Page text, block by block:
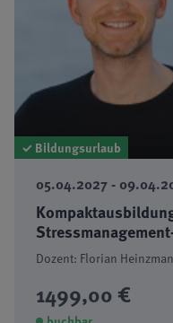
✓ Bildungsurlaub
05.04.2027 -
Dozent: Florian
1499,00 €